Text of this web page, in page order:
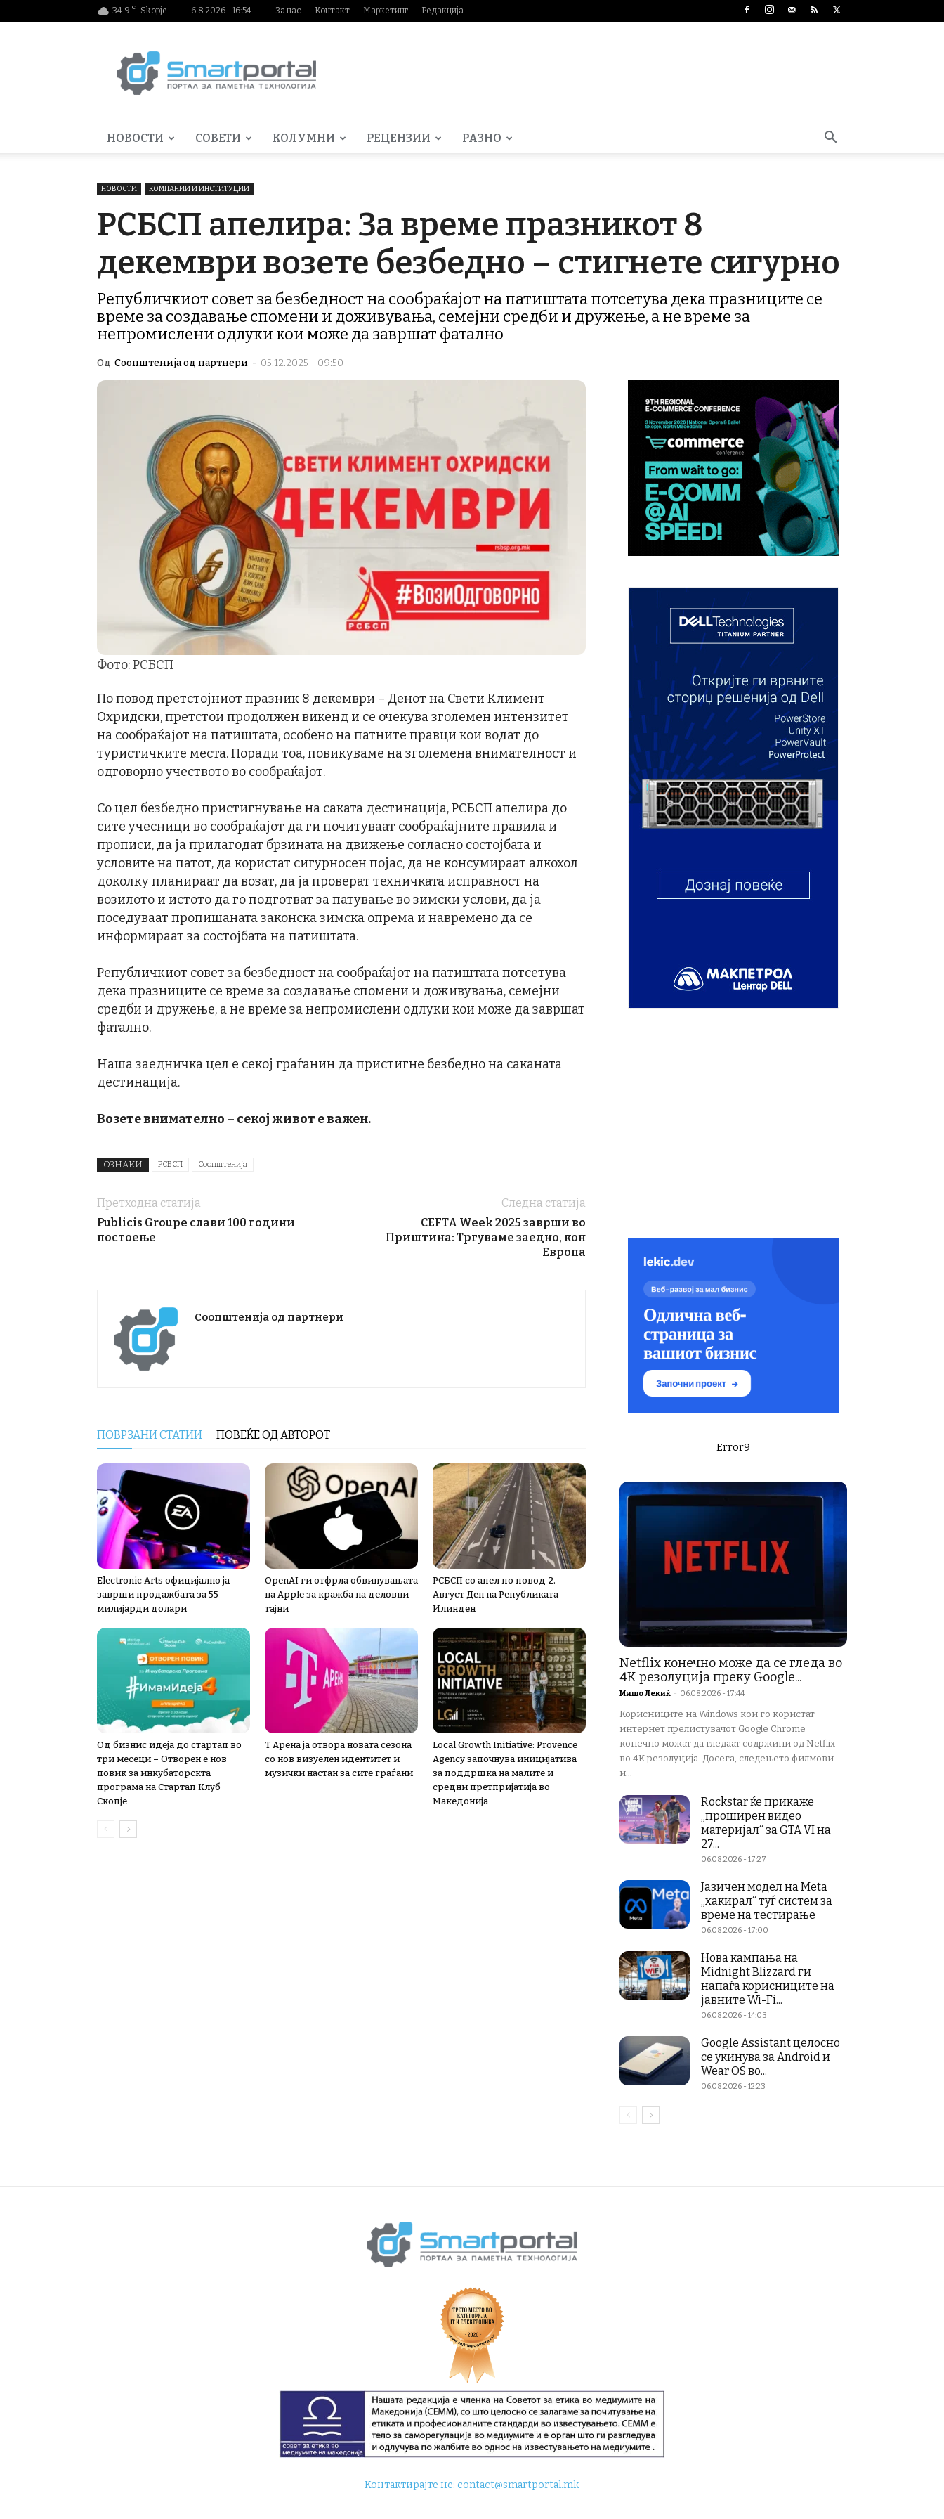
34.9 C Skopje 6.8.2026 - 16:54 За нас Контакт Маркетинг Редакција
НОВОСТИ СОВЕТИ КОЛУМНИ РЕЦЕНЗИИ РАЗНО
НОВОСТИ КОМПАНИИ И ИНСТИТУЦИИ
РСБСП апелира: За време празникот 8
декември возете безбедно – стигнете сигурно
Републичкиот совет за безбедност на сообраќајот на патиштата потсетува дека празниците се
време за создавање спомени и доживувања, семејни средби и дружење, а не време за
непромислени одлуки кои може да завршат фатално
Од Соопштенија од партнери - 05.12.2025 - 09:50
Фото: РСБСП
По повод претстојниот празник 8 декември – Денот на Свети Климент
Охридски, претстои продолжен викенд и се очекува зголемен интензитет
на сообраќајот на патиштата, особено на патните правци кои водат до
туристичките места. Поради тоа, повикуваме на зголемена внимателност и
одговорно учеството во сообраќајот.
Со цел безбедно пристигнување на саката дестинација, РСБСП апелира до
сите учесници во сообраќајот да ги почитуваат сообраќајните правила и
прописи, да ја прилагодат брзината на движење согласно состојбата и
условите на патот, да користат сигурносен појас, да не консумираат алкохол
доколку планираат да возат, да ја проверат техничката исправност на
возилото и истото да го подготват за патување во зимски услови, да ја
поседуваат пропишаната законска зимска опрема и навремено да се
информираат за состојбата на патиштата.
Републичкиот совет за безбедност на сообраќајот на патиштата потсетува
дека празниците се време за создавање спомени и доживувања, семејни
средби и дружење, а не време за непромислени одлуки кои може да завршат
фатално.
Наша заедничка цел е секој граѓанин да пристигне безбедно на саканата
дестинација.
Возете внимателно – секој живот е важен.
ОЗНАКИ РСБСП Соопштенија
Претходна статија
Publicis Groupe слави 100 години
постоење
Следна статија
CEFTA Week 2025 заврши во
Приштина: Тргуваме заедно, кон
Европа
Соопштенија од партнери
ПОВРЗАНИ СТАТИИ ПОВЕЌЕ ОД АВТОРОТ
Electronic Arts официјално ја
заврши продажбата за 55
милијарди долари
OpenAI ги отфрла обвинувањата
на Apple за кражба на деловни
тајни
РСБСП со апел по повод 2.
Август Ден на Републиката –
Илинден
Од бизнис идеја до стартап во
три месеци – Отворен е нов
повик за инкубаторскта
програма на Стартап Клуб
Скопје
Т Арена ја отвора новата сезона
со нов визуелен идентитет и
музички настан за сите граѓани
Local Growth Initiative: Provence
Agency започнува иницијатива
за поддршка на малите и
средни претпријатија во
Македонија
Error9
Netflix конечно може да се гледа во
4K резолуција преку Google...
Мишо Лекиќ - 06.08.2026 - 17:44
Корисниците на Windows кои го користат
интернет прелистувачот Google Chrome
конечно можат да гледаат содржини од Netflix
во 4K резолуција. Досега, следењето филмови
и...
Rockstar ќе прикаже
„проширен видео
материјал“ за GTA VI на
27...
06.08.2026 - 17:27
Јазичен модел на Meta
„хакирал“ туѓ систем за
време на тестирање
06.08.2026 - 17:00
Нова кампања на
Midnight Blizzard ги
напаѓа корисниците на
јавните Wi-Fi...
06.08.2026 - 14:03
Google Assistant целосно
се укинува за Android и
Wear OS во...
06.08.2026 - 12:23
Контактирајте не:contact@smartportal.mk